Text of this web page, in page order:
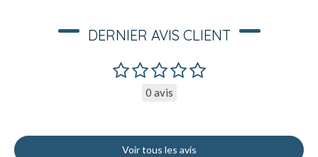
DERNIER AVIS CLIENT
0 avis
Voir tous les avis